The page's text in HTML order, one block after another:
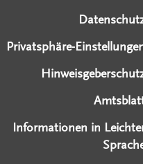
Privatsphäre-
Informationen in